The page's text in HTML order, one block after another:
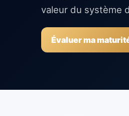
valeur du système
Évaluer ma